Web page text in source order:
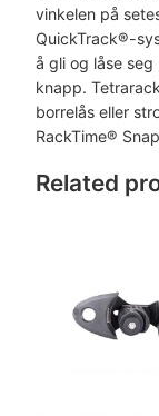
R
a
c
k
M
1
b
vinkelen på
QuickTrack®-
å gli og låse
knapp.
borrelås eller
RackTime®
Related